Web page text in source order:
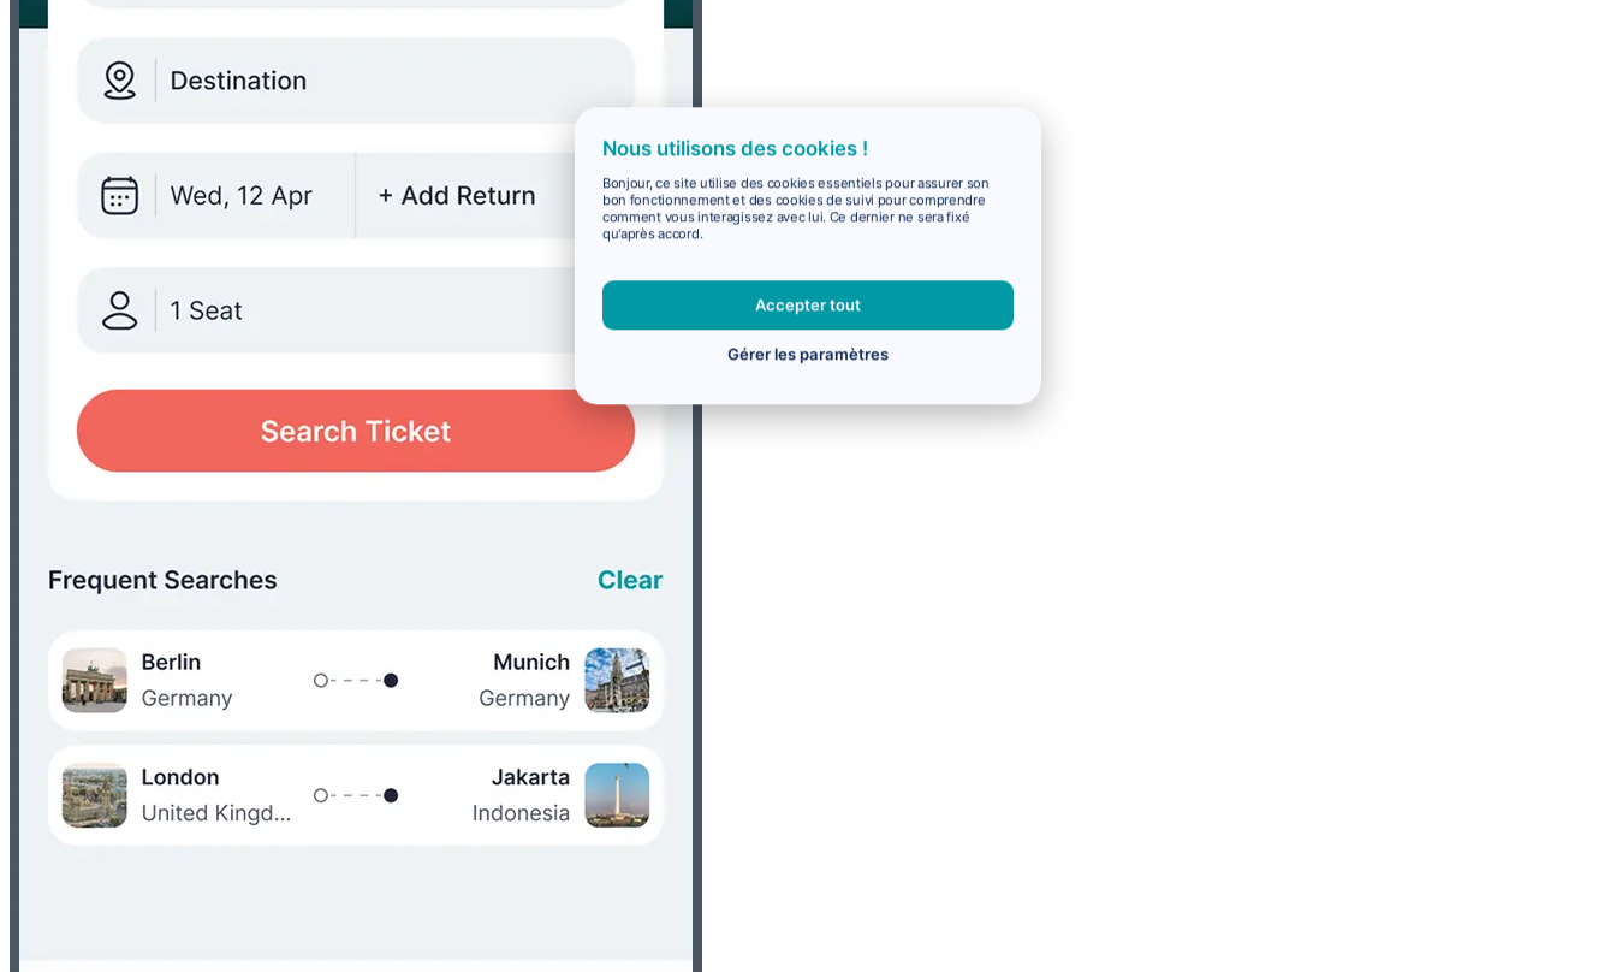
Nous utilisons des cookies !
Bonjour, ce site utilise des cookies essentiels pour assurer son
bon fonctionnement et des cookies de suivi pour comprendre
comment vous interagissez avec lui. Ce dernier ne sera fixé
qu'après accord.
Accepter tout
Gérer les paramètres